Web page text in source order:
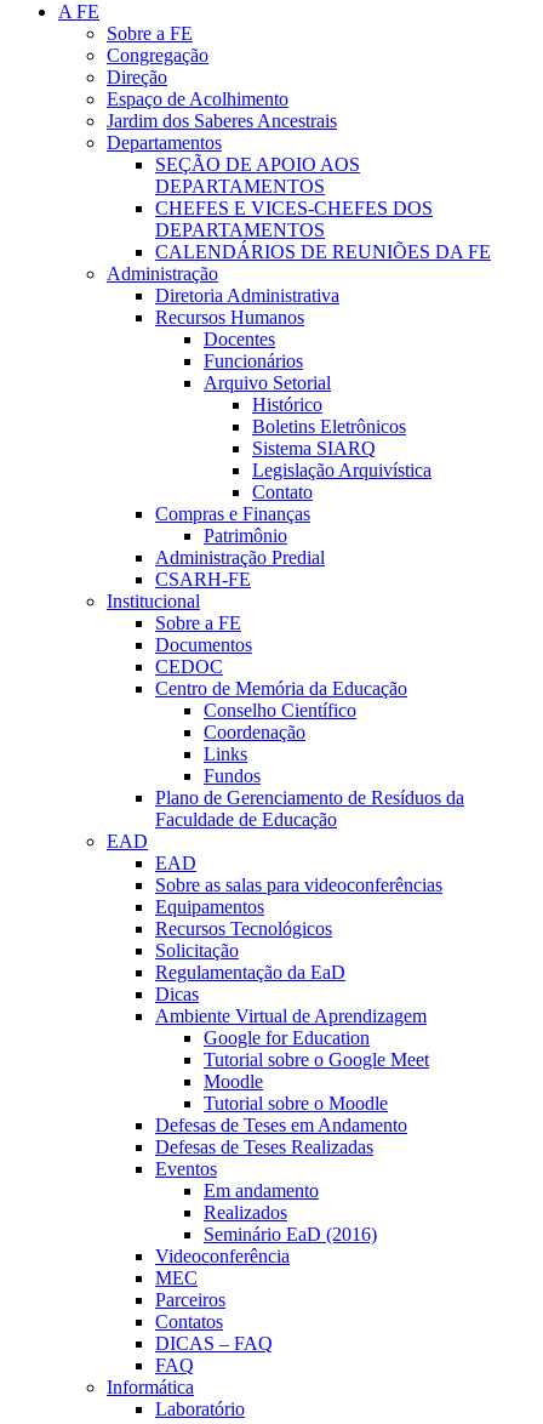
A FE
Sobre a FE
Congregação
Direção
Espaço de Acolhimento
Jardim dos Saberes Ancestrais
Departamentos
SEÇÃO DE APOIO AOS
DEPARTAMENTOS
CHEFES E VICES-CHEFES DOS
DEPARTAMENTOS
CALENDÁRIOS DE REUNIÕES DA FE
Administração
Diretoria Administrativa
Recursos Humanos
Docentes
Funcionários
Arquivo Setorial
Histórico
Boletins Eletrônicos
Sistema SIARQ
Legislação Arquivística
Contato
Compras e Finanças
Patrimônio
Administração Predial
CSARH-FE
Institucional
Sobre a FE
Documentos
CEDOC
Centro de Memória da Educação
Conselho Científico
Coordenação
Links
Fundos
Plano de Gerenciamento de Resíduos da
Faculdade de Educação
EAD
EAD
Sobre as salas para videoconferências
Equipamentos
Recursos Tecnológicos
Solicitação
Regulamentação da EaD
Dicas
Ambiente Virtual de Aprendizagem
Google for Education
Tutorial sobre o Google Meet
Moodle
Tutorial sobre o Moodle
Defesas de Teses em Andamento
Defesas de Teses Realizadas
Eventos
Em andamento
Realizados
Seminário EaD (2016)
Videoconferência
MEC
Parceiros
Contatos
DICAS – FAQ
FAQ
Informática
Laboratório